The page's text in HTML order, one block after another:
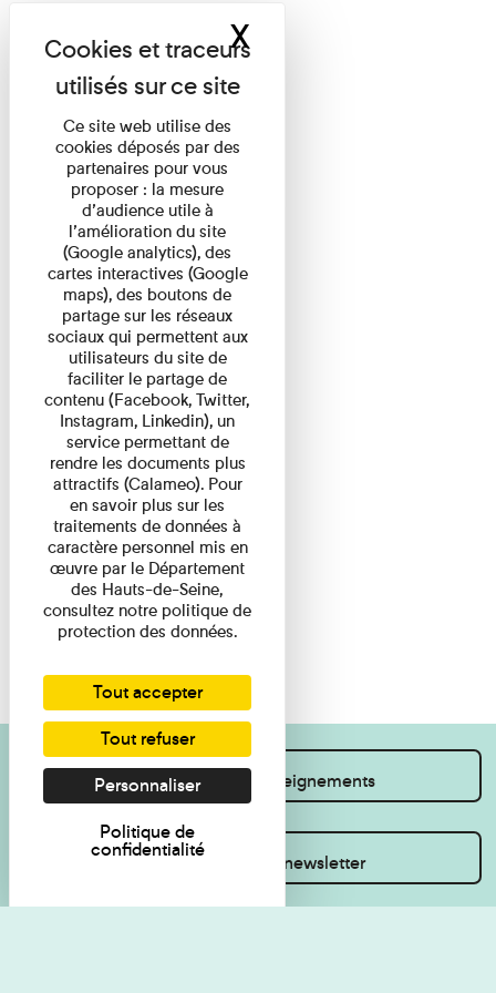
Je souhaite des renseignements
Inscrivez-vous à la newsletter
Ce site web utilise des
cookies déposés par des
partenaires pour vous
proposer : la mesure
d’audience utile à
l’amélioration du site
(Google analytics), des
cartes interactives (Google
maps), des boutons de
partage sur les réseaux
sociaux qui permettent aux
utilisateurs du site de
faciliter le partage de
contenu (Facebook, Twitter,
Instagram, Linkedin), un
service permettant de
rendre les documents plus
attractifs (Calameo). Pour
en savoir plus sur les
traitements de données à
caractère personnel mis en
œuvre par le Département
des Hauts-de-Seine,
consultez notre politique de
protection des données.
Tout accepter
Tout refuser
Personnaliser
Politique de
confidentialité
XMasquer le